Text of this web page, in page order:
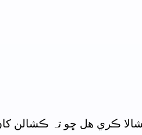
ڪري هل ڇو تہ ڪشالن